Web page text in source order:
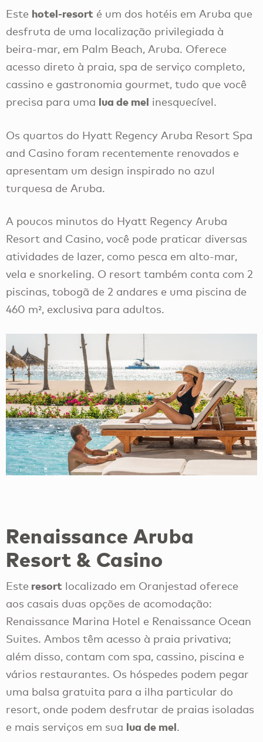
Este hotel-resort é um dos hotéis em Aruba que
desfruta de uma localização privilegiada à
beira-mar, em Palm Beach, Aruba. Oferece
acesso direto à praia, spa de serviço completo,
cassino e gastronomia gourmet, tudo que você
precisa para uma lua de mel inesquecível.
Os quartos do Hyatt Regency Aruba Resort Spa
and Casino foram recentemente renovados e
apresentam um design inspirado no azul
turquesa de Aruba.
A poucos minutos do Hyatt Regency Aruba
Resort and Casino, você pode praticar diversas
atividades de lazer, como pesca em alto-mar,
vela e snorkeling. O resort também conta com 2
piscinas, tobogã de 2 andares e uma piscina de
460 m², exclusiva para adultos.
Renaissance Aruba
Resort & Casino
Este resort localizado em Oranjestad oferece
aos casais duas opções de acomodação:
Renaissance Marina Hotel e Renaissance Ocean
Suites. Ambos têm acesso à praia privativa;
além disso, contam com spa, cassino, piscina e
vários restaurantes. Os hóspedes podem pegar
uma balsa gratuita para a ilha particular do
resort, onde podem desfrutar de praias isoladas
e mais serviços em sua lua de mel.